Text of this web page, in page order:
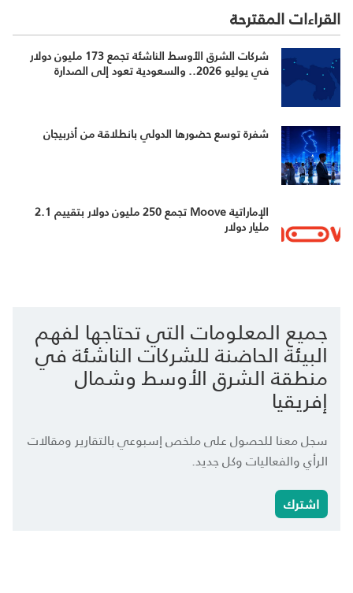
القراءات المقترحة
شركات الشرق الأوسط الناشئة تجمع 173 مليون دولار
في يوليو 2026.. والسعودية تعود إلى الصدارة
شفرة توسع حضورها الدولي بانطلاقة من أذربيجان
الإماراتية Moove تجمع 250 مليون دولار بتقييم 2.1
مليار دولار
جميع المعلومات التي تحتاجها لفهم
البيئة الحاضنة للشركات الناشئة في
منطقة الشرق الأوسط وشمال
إفريقيا
سجل معنا للحصول على ملخص إسبوعي بالتقارير ومقالات
الرأي والفعاليات وكل جديد.
اشترك